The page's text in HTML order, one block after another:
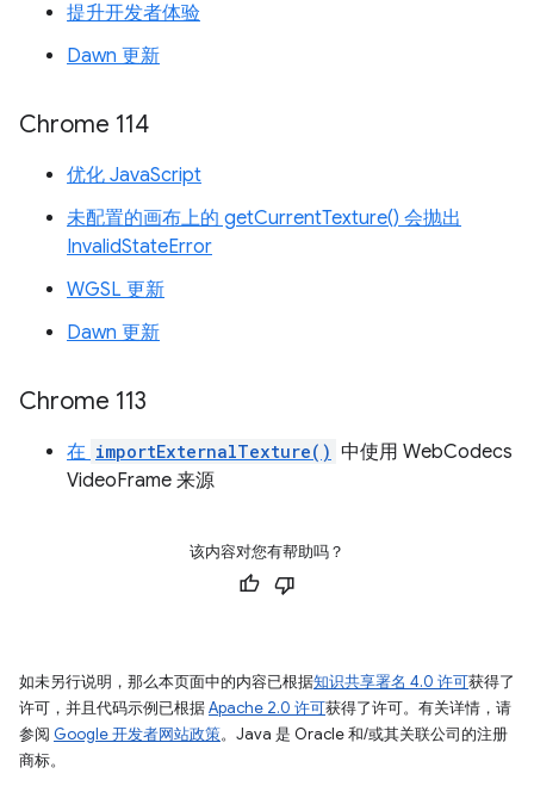
提升开发者体验
Dawn 更新
Chrome 114
优化 JavaScript
未配置的画布上的 getCurrentTexture() 会抛出
InvalidStateError
WGSL 更新
Dawn 更新
Chrome 113
在 importExternalTexture() 中使用 WebCodecs
VideoFrame 来源
该内容对您有帮助吗？
如未另行说明，那么本页面中的内容已根据知识共享署名 4.0 许可获得了
许可，并且代码示例已根据Apache 2.0 许可获得了许可。有关详情，请
参阅 Google 开发者网站政策。Java 是 Oracle 和/或其关联公司的注册
商标。